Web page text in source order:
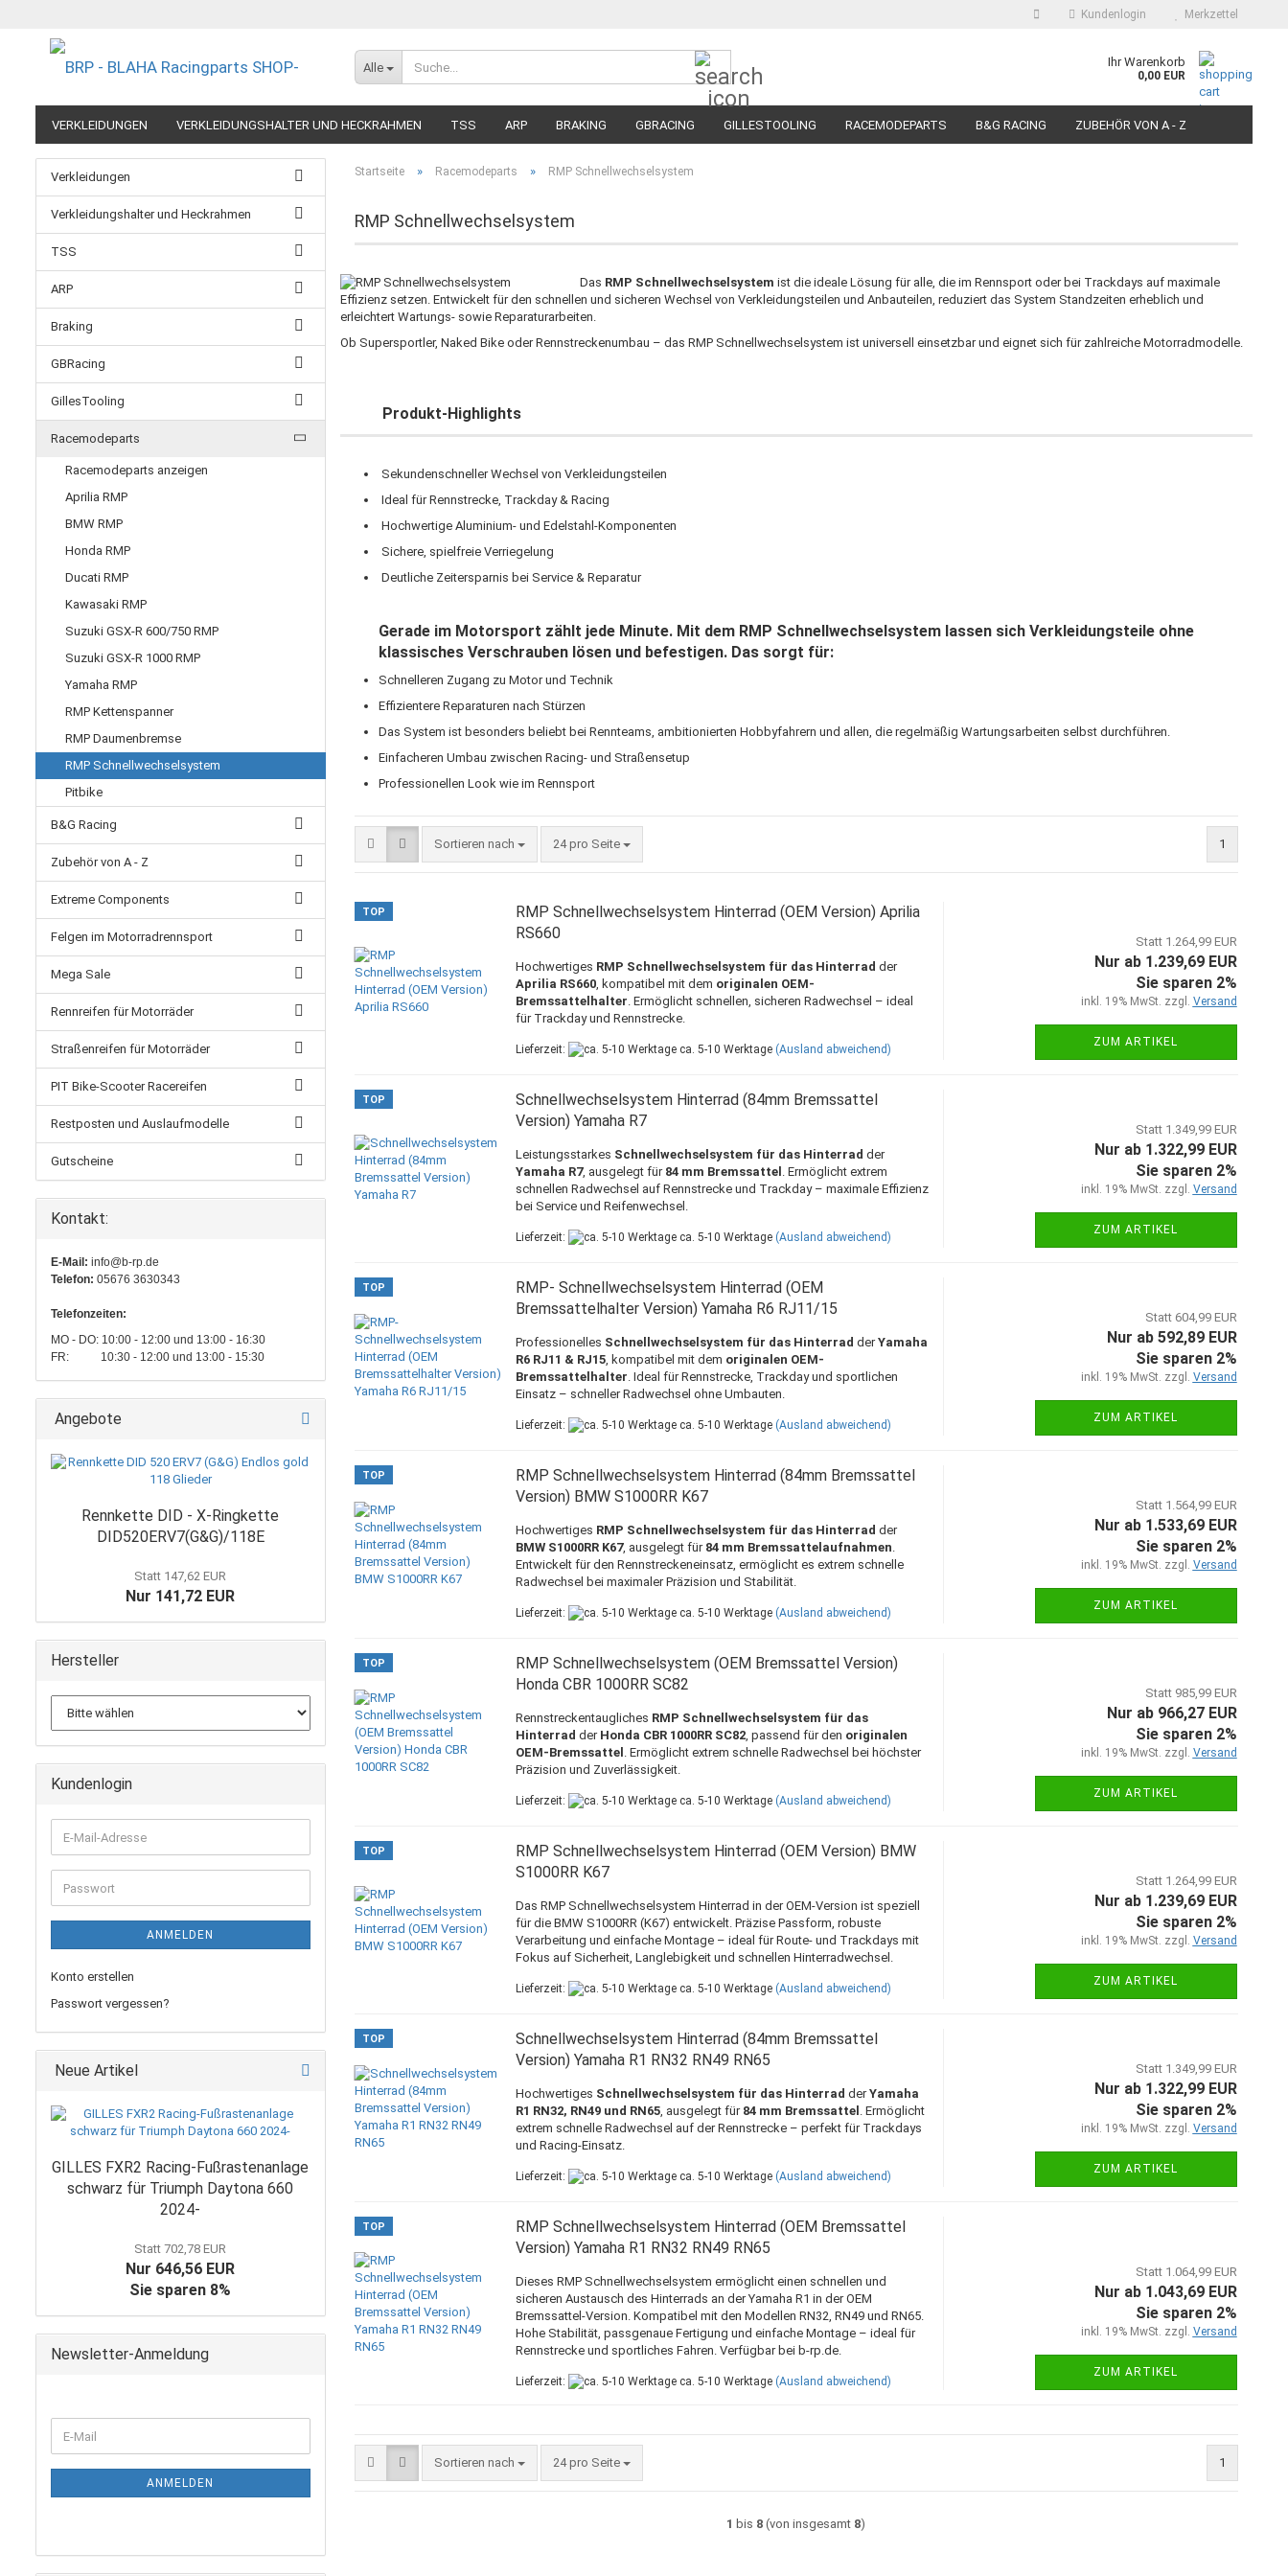
Kundenlogin
Konto erstellen
Passwort vergessen?
Merkzettel
Alle Ihr Warenkorb
0,00 EUR
VERKLEIDUNGEN VERKLEIDUNGSHALTER UND HECKRAHMEN TSS ARP BRAKING GBRACING GILLESTOOLING RACEMODEPARTS B&G RACING ZUBEHÖR VON A - Z
EXTREME COMPONENTS FELGEN IM MOTORRADRENNSPORT MEGA SALE RENNREIFEN FÜR MOTORRÄDER
Startseite » Racemodeparts » RMP Schnellwechselsystem
RMP Schnellwechselsystem
Das RMP Schnellwechselsystem ist die ideale Lösung für alle, die im Rennsport oder bei Trackdays auf maximale
Effizienz setzen. Entwickelt für den schnellen und sicheren Wechsel von Verkleidungsteilen und Anbauteilen, reduziert das System Standzeiten erheblich und
erleichtert Wartungs- sowie Reparaturarbeiten.
Ob Supersportler, Naked Bike oder Rennstreckenumbau – das RMP Schnellwechselsystem ist universell einsetzbar und eignet sich für zahlreiche Motorradmodelle.
Produkt-Highlights
Sekundenschneller Wechsel von Verkleidungsteilen
Ideal für Rennstrecke, Trackday & Racing
Hochwertige Aluminium- und Edelstahl-Komponenten
Sichere, spielfreie Verriegelung
Deutliche Zeitersparnis bei Service & Reparatur
Gerade im Motorsport zählt jede Minute. Mit dem RMP Schnellwechselsystem lassen sich Verkleidungsteile ohne
klassisches Verschrauben lösen und befestigen. Das sorgt für:
Schnelleren Zugang zu Motor und Technik
Effizientere Reparaturen nach Stürzen
Das System ist besonders beliebt bei Rennteams, ambitionierten Hobbyfahrern und allen, die regelmäßig Wartungsarbeiten selbst durchführen.
Einfacheren Umbau zwischen Racing- und Straßensetup
Professionellen Look wie im Rennsport
Sortieren nach
Sortieren nach 24 pro Seite
pro Seite 1
TOP
RMP Schnellwechselsystem Hinterrad (OEM Version) Aprilia
RS660
Hochwertiges RMP Schnellwechselsystem für das Hinterrad der
Aprilia RS660, kompatibel mit dem originalen OEM-
Bremssattelhalter. Ermöglicht schnellen, sicheren Radwechsel – ideal
für Trackday und Rennstrecke.
Lieferzeit: ca. 5-10 Werktage (Ausland abweichend)
Statt 1.264,99 EUR
Nur ab 1.239,69 EUR
Sie sparen 2%
inkl. 19% MwSt. zzgl. Versand
ZUM ARTIKEL
TOP
Schnellwechselsystem Hinterrad (84mm Bremssattel
Version) Yamaha R7
Leistungsstarkes Schnellwechselsystem für das Hinterrad der
Yamaha R7, ausgelegt für 84 mm Bremssattel . Ermöglicht extrem
schnellen Radwechsel auf Rennstrecke und Trackday – maximale Effizienz
bei Service und Reifenwechsel.
Lieferzeit: ca. 5-10 Werktage (Ausland abweichend)
Statt 1.349,99 EUR
Nur ab 1.322,99 EUR
Sie sparen 2%
inkl. 19% MwSt. zzgl. Versand
ZUM ARTIKEL
TOP
RMP- Schnellwechselsystem Hinterrad (OEM
Bremssattelhalter Version) Yamaha R6 RJ11/15
Professionelles Schnellwechselsystem für das Hinterrad derYamaha
R6 RJ11 & RJ15, kompatibel mit dem originalen OEM-
Bremssattelhalter. Ideal für Rennstrecke, Trackday und sportlichen
Einsatz – schneller Radwechsel ohne Umbauten.
Lieferzeit: ca. 5-10 Werktage (Ausland abweichend)
Statt 604,99 EUR
Nur ab 592,89 EUR
Sie sparen 2%
inkl. 19% MwSt. zzgl. Versand
ZUM ARTIKEL
TOP
RMP Schnellwechselsystem Hinterrad (84mm Bremssattel
Version) BMW S1000RR K67
Hochwertiges RMP Schnellwechselsystem für das Hinterrad der
BMW S1000RR K67, ausgelegt für 84 mm Bremssattelaufnahmen.
Entwickelt für den Rennstreckeneinsatz, ermöglicht es extrem schnelle
Radwechsel bei maximaler Präzision und Stabilität.
Lieferzeit: ca. 5-10 Werktage (Ausland abweichend)
Statt 1.564,99 EUR
Nur ab 1.533,69 EUR
Sie sparen 2%
inkl. 19% MwSt. zzgl. Versand
ZUM ARTIKEL
TOP
RMP Schnellwechselsystem (OEM Bremssattel Version)
Honda CBR 1000RR SC82
Rennstreckentaugliches RMP Schnellwechselsystem für das
Hinterrad der Honda CBR 1000RR SC82, passend für den originalen
OEM-Bremssattel . Ermöglicht extrem schnelle Radwechsel bei höchster
Präzision und Zuverlässigkeit.
Lieferzeit: ca. 5-10 Werktage (Ausland abweichend)
Statt 985,99 EUR
Nur ab 966,27 EUR
Sie sparen 2%
inkl. 19% MwSt. zzgl. Versand
ZUM ARTIKEL
TOP
RMP Schnellwechselsystem Hinterrad (OEM Version) BMW
S1000RR K67
Das RMP Schnellwechselsystem Hinterrad in der OEM-Version ist speziell
für die BMW S1000RR (K67) entwickelt. Präzise Passform, robuste
Verarbeitung und einfache Montage – ideal für Route- und Trackdays mit
Fokus auf Sicherheit, Langlebigkeit und schnellen Hinterradwechsel.
Lieferzeit: ca. 5-10 Werktage (Ausland abweichend)
Statt 1.264,99 EUR
Nur ab 1.239,69 EUR
Sie sparen 2%
inkl. 19% MwSt. zzgl. Versand
ZUM ARTIKEL
TOP
Schnellwechselsystem Hinterrad (84mm Bremssattel
Version) Yamaha R1 RN32 RN49 RN65
Hochwertiges Schnellwechselsystem für das Hinterrad derYamaha
R1 RN32, RN49 und RN65, ausgelegt für 84 mm Bremssattel . Ermöglicht
extrem schnelle Radwechsel auf der Rennstrecke – perfekt für Trackdays
und Racing-Einsatz.
Lieferzeit: ca. 5-10 Werktage (Ausland abweichend)
Statt 1.349,99 EUR
Nur ab 1.322,99 EUR
Sie sparen 2%
inkl. 19% MwSt. zzgl. Versand
ZUM ARTIKEL
TOP
RMP Schnellwechselsystem Hinterrad (OEM Bremssattel
Version) Yamaha R1 RN32 RN49 RN65
Dieses RMP Schnellwechselsystem ermöglicht einen schnellen und
sicheren Austausch des Hinterrads an der Yamaha R1 in der OEM
Bremssattel-Version. Kompatibel mit den Modellen RN32, RN49 und RN65.
Hohe Stabilität, passgenaue Fertigung und einfache Montage – ideal für
Rennstrecke und sportliches Fahren. Verfügbar bei b-rp.de.
Lieferzeit: ca. 5-10 Werktage (Ausland abweichend)
Statt 1.064,99 EUR
Nur ab 1.043,69 EUR
Sie sparen 2%
inkl. 19% MwSt. zzgl. Versand
ZUM ARTIKEL
Sortieren nach
Sortieren nach 24 pro Seite
pro Seite 1
1 bis 8 (von insgesamt 8)
Verkleidungen
Verkleidungshalter und Heckrahmen
TSS
ARP
Braking
GBRacing
GillesTooling
Racemodeparts
Racemodeparts anzeigen
Aprilia RMP
BMW RMP
Honda RMP
Ducati RMP
Kawasaki RMP
Suzuki GSX-R 600/750 RMP
Suzuki GSX-R 1000 RMP
Yamaha RMP
RMP Kettenspanner
RMP Daumenbremse
RMP Schnellwechselsystem
Pitbike
B&G Racing
Zubehör von A - Z
Extreme Components
Felgen im Motorradrennsport
Mega Sale
Rennreifen für Motorräder
Straßenreifen für Motorräder
PIT Bike-Scooter Racereifen
Restposten und Auslaufmodelle
Gutscheine
Kontakt:
E-Mail: info@b-rp.de
Telefon: 05676 3630343
Telefonzeiten:
MO - DO: 10:00 - 12:00 und 13:00 - 16:30
FR: 10:30 - 12:00 und 13:00 - 15:30
Angebote
Rennkette DID - X-Ringkette
DID520ERV7(G&G)/118E
Statt 147,62 EUR
Nur 141,72 EUR
Hersteller
Kundenlogin
E-
Mail-
Adresse
Passwort
ANMELDEN
Konto erstellen
Passwort vergessen?
Neue Artikel
GILLES FXR2 Racing-Fußrastenanlage
schwarz für Triumph Daytona 660
2024-
Statt 702,78 EUR
Nur 646,56 EUR
Sie sparen 8%
Newsletter-Anmeldung
ZUR
E-
Mail
ANMELDEN